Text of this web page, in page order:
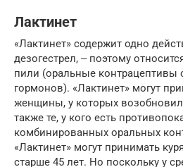
Лактинет
«Лактинет» содержит одно
дезогестрел, ‒ поэтому
пили (оральные
гормонов). «Лактинет» могут
женщины, у которых
также те, у кого есть
комбинированных оральных
«Лактинет» могут принимать
старше 45 лет. Но поскольку у